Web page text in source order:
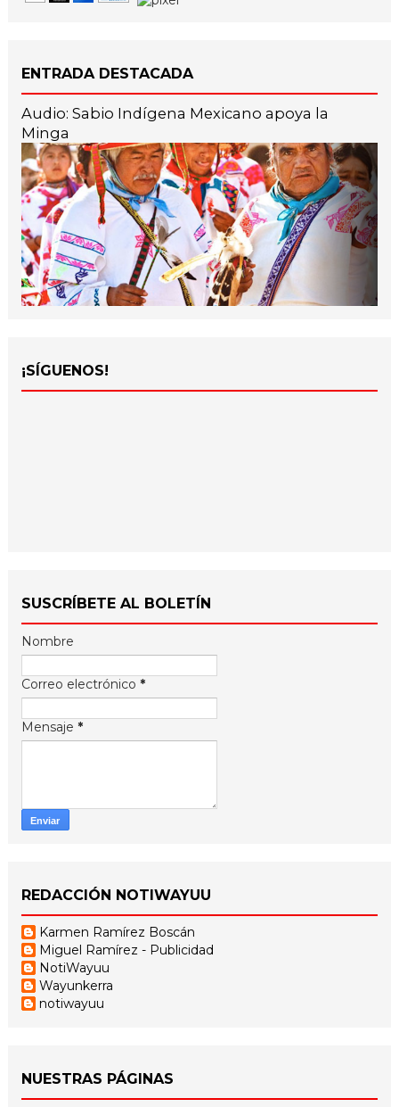
ENTRADA DESTACADA
Audio: Sabio Indígena Mexicano apoya la
Minga
¡SÍGUENOS!
SUSCRÍBETE AL BOLETÍN
Nombre
Correo electrónico *
Mensaje *
REDACCIÓN NOTIWAYUU
Karmen Ramírez Boscán
Miguel Ramírez - Publicidad
NotiWayuu
Wayunkerra
notiwayuu
NUESTRAS PÁGINAS